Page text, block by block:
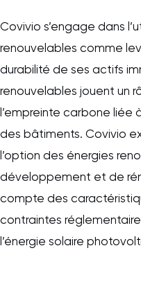
Covivio s’engage dans
renouvelables comme
durabilité de ses actifs
renouvelables jouent un
l’empreinte carbone liée
des bâtiments. Covivio
l’option des énergies
développement et de
compte des
contraintes
l’énergie solaire